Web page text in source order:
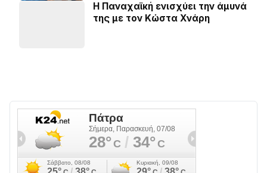
Η Παναχαϊκή ενισχύει την άμυνά
της με τον Κώστα Χνάρη